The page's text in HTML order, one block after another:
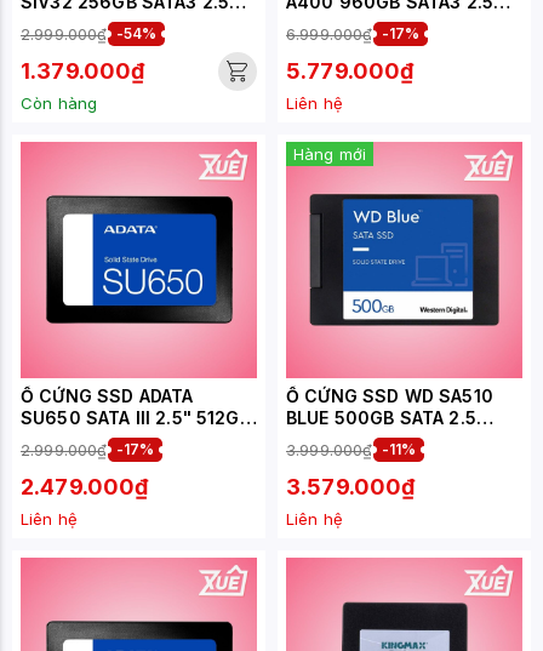
2.999.000₫ -54%
1.379.000₫
Còn hàng
INCH (ĐỌC 500MB/S, GHI
450MB/S) -
SA400S37/960G
6.999.000₫ -17%
5.779.000₫
Liên hệ
Ổ CỨNG SSD ADATA
SU650 SATA III 2.5" 512GB
( ASU650SS-512GT-R)
2.999.000₫ -17%
2.479.000₫
Liên hệ
Hàng mới
Ổ CỨNG SSD WD SA510
BLUE 500GB SATA 2.5
INCH (ĐỌC 560MB/S - GHI
510MB/S) -
(WDS500G3B0A )
3.999.000₫ -11%
3.579.000₫
Liên hệ